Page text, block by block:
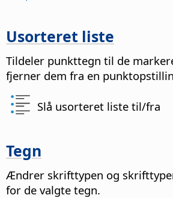
Usorteret liste
Tildeler punkttegn til de
fjerner dem fra en
Slå usorteret liste til/fra
Tegn
Ændrer skrifttypen og
for de valgte tegn.